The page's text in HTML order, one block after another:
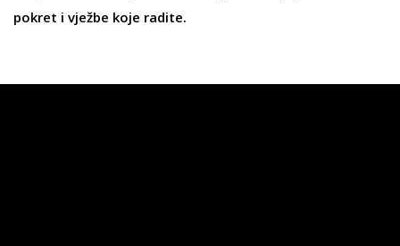
pokret i vježbe koje radite.